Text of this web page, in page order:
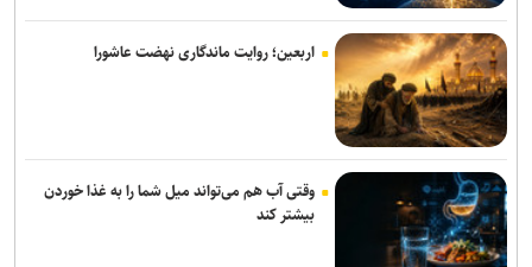
آمریکا
انفجار‌های پیاپی و آتش‌سوزی در بندر جبل‌علی امارات؛ علت حادثه
همچنان نامشخص
حمله موشکی گسترده روسیه به کی‌یف؛ انفجار‌های شدید پایتخت اوکراین
را لرزاند
پزشکیان: اگر تا امروز مانده‌ایم، به‌خاطر مردم نجیب ایران است/ حتی
گلایه‌مندان هم همراهی کردند + صوت
اربعین؛ روایت ماندگاری نهضت عاشورا
وقتی آب هم می‌تواند میل شما را به غذا خوردن
بیشتر کند